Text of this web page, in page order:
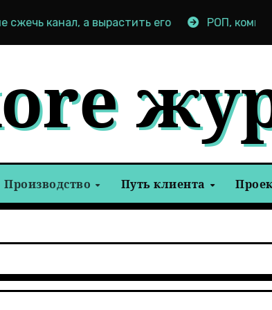
а вырастить его РОП, коммерческий,
Производство Путь клиента